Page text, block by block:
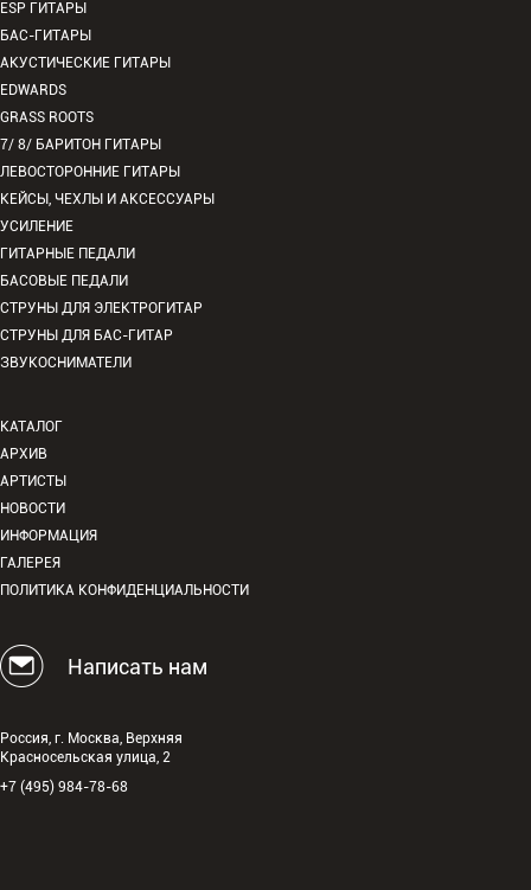
ESP ГИТАРЫ
БАС-ГИТАРЫ
АКУСТИЧЕСКИЕ ГИТАРЫ
EDWARDS
GRASS ROOTS
7/ 8/ БАРИТОН ГИТАРЫ
ЛЕВОСТОРОННИЕ ГИТАРЫ
КЕЙСЫ, ЧЕХЛЫ И АКСЕССУАРЫ
УСИЛЕНИЕ
ГИТАРНЫЕ ПЕДАЛИ
БАСОВЫЕ ПЕДАЛИ
СТРУНЫ ДЛЯ ЭЛЕКТРОГИТАР
СТРУНЫ ДЛЯ БАС-ГИТАР
ЗВУКОСНИМАТЕЛИ
КАТАЛОГ
АРХИВ
АРТИСТЫ
НОВОСТИ
ИНФОРМАЦИЯ
ГАЛЕРЕЯ
ПОЛИТИКА КОНФИДЕНЦИАЛЬНОСТИ
Написать нам
Россия, г. Москва, Верхняя
Красносельская улица, 2
+7 (495) 984-78-68